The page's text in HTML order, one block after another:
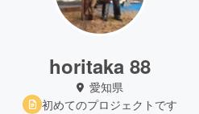
horitaka 88
愛知県
初めてのプロジェクトです